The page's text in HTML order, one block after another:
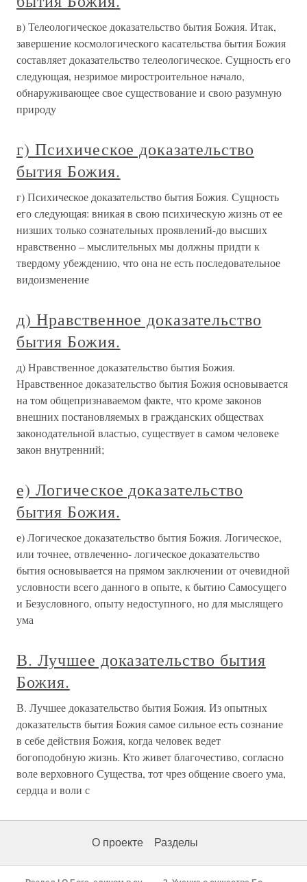
в) Телеологическое доказательство бытия Божия. Итак,
завершение космологического касательства бытия Божия
составляет доказательство телеологическое. Сущность его
следующая, незримое миростроительное начало,
обнаруживающее свое существование и свою разумную
природу
г) Психическое доказательство
бытия Божия.
г) Психическое доказательство бытия Божия. Сущность
его следующая: вникая в свою психическую жизнь от ее
низших только сознательных проявлений-до высших
нравственно – мыслительных мы должны придти к
твердому убеждению, что она не есть последовательное
видоизменение
д) Нравственное доказательство
бытия Божия.
д) Нравственное доказательство бытия Божия.
Нравственное доказательство бытия Божия основывается
на том общепризнаваемом факте, что кроме законов
внешних постановляемых в гражданских обществах
законодательной властью, существует в самом человеке
закон внутренний;
е) Логическое доказательство
бытия Божия.
е) Логическое доказательство бытия Божия. Логическое,
или точнее, отвлеченно- логическое доказательство
бытия основывается на прямом заключении от очевидной
условности всего данного в опыте, к бытию Самосущего
и Безусловного, опыту недоступного, но для мыслящего
ума
В. Лучшее доказательство бытия
Божия.
В. Лучшее доказательство бытия Божия. Из опытных
доказательств бытия Божия самое сильное есть сознание
в себе действия Божия, когда человек ведет
богоподобную жизнь. Кто живет благочестиво, согласно
воле верховного Существа, тот чрез общение своего ума,
сердца и воли с
О проекте Разделы